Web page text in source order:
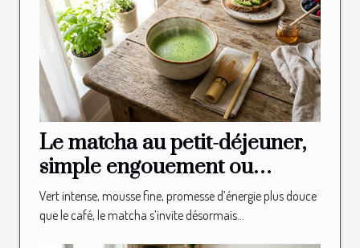
Le matcha au petit-déjeuner,
simple engouement ou
nouvelle habitude ?
Vert intense, mousse fine, promesse d’énergie plus douce
que le café, le matcha s’invite désormais...